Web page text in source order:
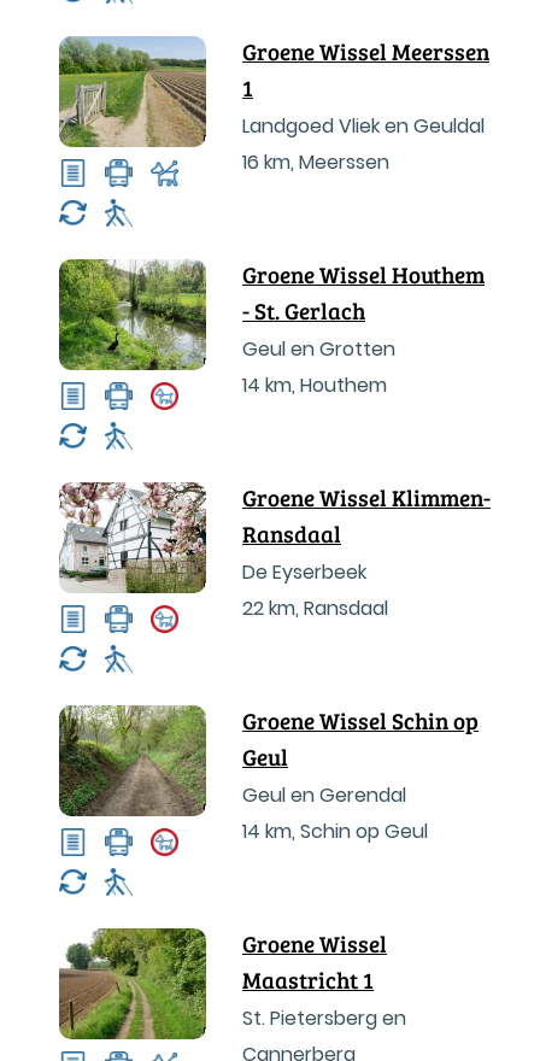
Groene Wissel Meerssen
1
Landgoed Vliek en Geuldal
16 km, Meerssen
Groene Wissel Houthem
- St. Gerlach
Geul en Grotten
14 km, Houthem
Groene Wissel Klimmen-
Ransdaal
De Eyserbeek
22 km, Ransdaal
Groene Wissel Schin op
Geul
Geul en Gerendal
14 km, Schin op Geul
Groene Wissel
Maastricht 1
St. Pietersberg en
Cannerberg